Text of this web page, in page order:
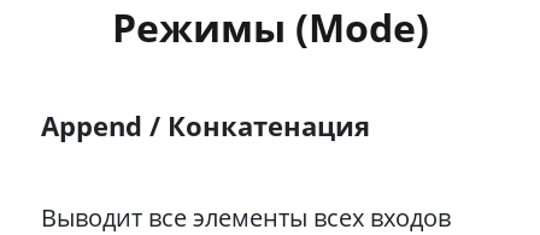
Режимы (Mode)
Append / Конкатенация
Выводит все элементы всех входов